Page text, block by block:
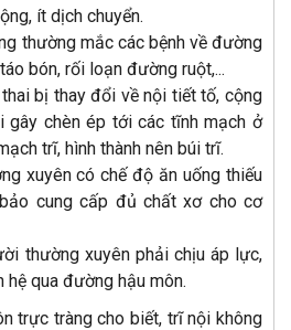
ít dịch chuyển.
thường mắc các bệnh về đường
bón, rối loạn đường ruột,...
bị thay đổi về nội tiết tố, cộng
gây chèn ép tới các tĩnh mạch ở
trĩ, hình thành nên búi trĩ.
xuyên có chế độ ăn uống thiếu
cung cấp đủ chất xơ cho cơ
thường xuyên phải chịu áp lực,
hệ qua đường hậu môn.
trực tràng cho biết, trĩ nội không